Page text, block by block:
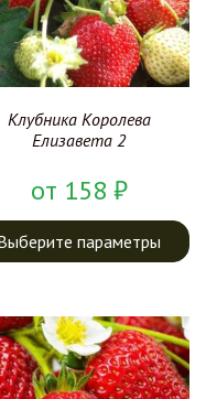
Клубника Королева
Елизавета 2
от 158 ₽
параметры